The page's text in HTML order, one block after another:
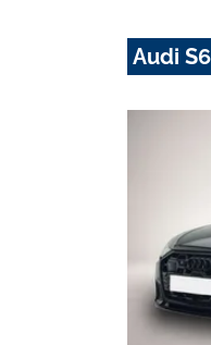
Audi